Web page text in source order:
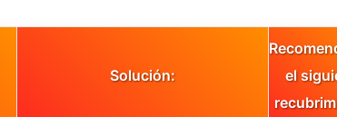
Solución:
el